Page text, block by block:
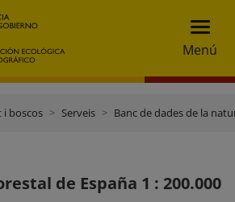
Menú
i boscos Serveis Banc de dades de la
de España 1 : 200.000